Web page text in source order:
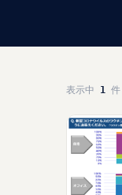
表示中 1